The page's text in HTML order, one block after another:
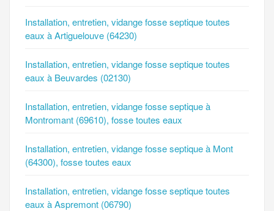
Installation, entretien, vidange fosse septique toutes
eaux à Artiguelouve (64230)
Installation, entretien, vidange fosse septique toutes
eaux à Beuvardes (02130)
Installation, entretien, vidange fosse septique à
Montromant (69610), fosse toutes eaux
Installation, entretien, vidange fosse septique à Mont
(64300), fosse toutes eaux
Installation, entretien, vidange fosse septique toutes
eaux à Aspremont (06790)